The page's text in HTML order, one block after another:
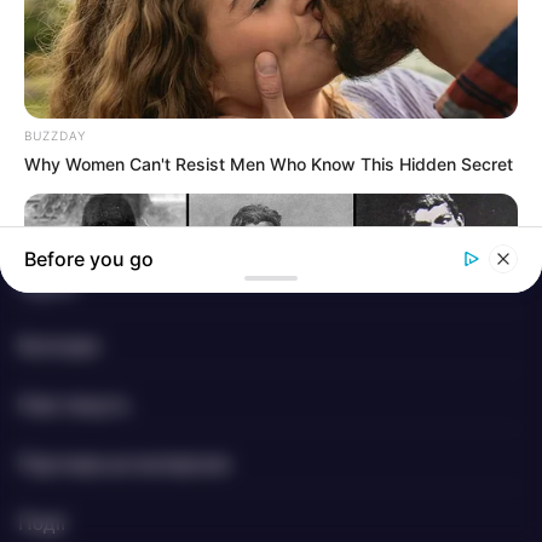
info@groza-news.info
КАТЕГОРІЇ
Без рубрики
Гарячi
Події
BUZZDAY
Why Women Can't Resist Men Who Know This Hidden Secret
The Tragic Story That Inspired Mowgli From The Jungle Book
Before you go